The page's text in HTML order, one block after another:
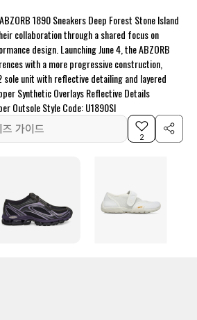
1890 Sneakers Deep Forest Stone Island
collaboration through a shared focus on
design. Launching June 4, the ABZORB
with a more progressive construction,
unit with reflective detailing and layered
Synthetic Overlays Reflective Details
Outsole Style Code: U1890SI
즈 가이드
2